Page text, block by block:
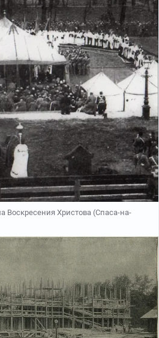
Воскресения Христова (Спаса-на-